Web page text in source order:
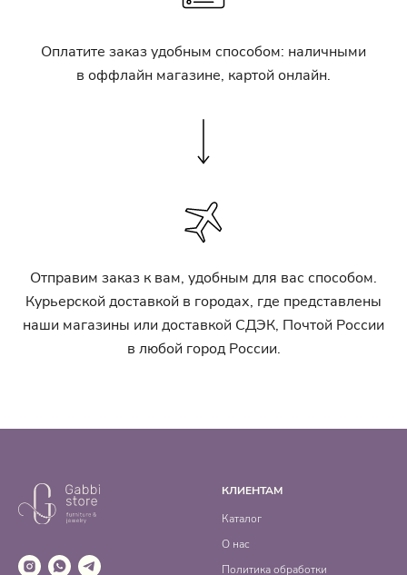
Оплатите заказ удобным способом: наличными
в оффлайн магазине, картой онлайн.
Отправим заказ к вам, удобным для вас способом.
Курьерской доставкой в городах, где представлены
наши магазины или доставкой СДЭК, Почтой России
в любой город России.
КЛИЕНТАМ
Каталог
О нас
Политика обработки